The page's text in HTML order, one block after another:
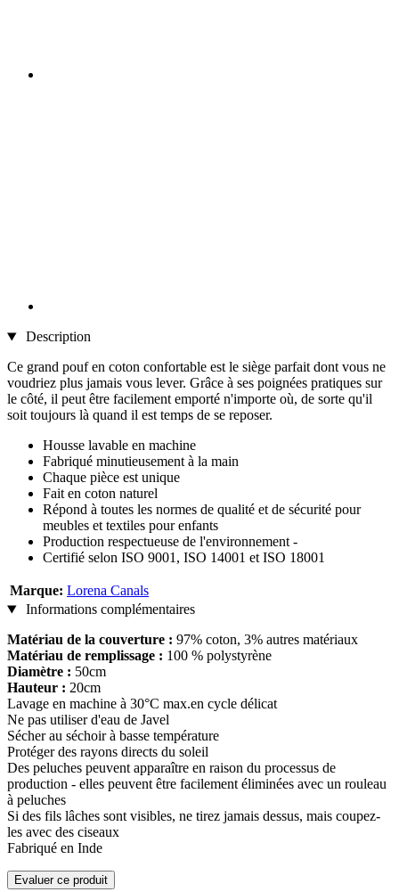
Description
Ce grand pouf en coton confortable est le siège parfait dont vous ne
voudriez plus jamais vous lever. Grâce à ses poignées pratiques sur
le côté, il peut être facilement emporté n'importe où, de sorte qu'il
soit toujours là quand il est temps de se reposer.
Housse lavable en machine
Fabriqué minutieusement à la main
Chaque pièce est unique
Fait en coton naturel
Répond à toutes les normes de qualité et de sécurité pour
meubles et textiles pour enfants
Production respectueuse de l'environnement -
Certifié selon ISO 9001, ISO 14001 et ISO 18001
Marque: Lorena Canals
Informations complémentaires
Matériau de la couverture : 97% coton, 3% autres matériaux
Matériau de remplissage : 100 % polystyrène
Diamètre : 50cm
Hauteur : 20cm
Lavage en machine à 30°C max.en cycle délicat
Ne pas utiliser d'eau de Javel
Sécher au séchoir à basse température
Protéger des rayons directs du soleil
Des peluches peuvent apparaître en raison du processus de
production - elles peuvent être facilement éliminées avec un rouleau
à peluches
Si des fils lâches sont visibles, ne tirez jamais dessus, mais coupez-
les avec des ciseaux
Fabriqué en Inde
Evaluer ce produit